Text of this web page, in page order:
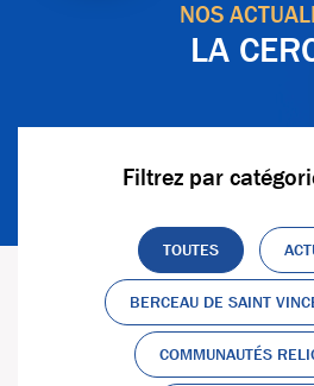
NOS
LA
Filtrez par
TOUTES
BERCEAU DE SAINT
COMMUNAUTÉS